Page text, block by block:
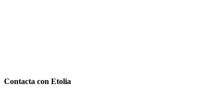
Contacta con Etolia